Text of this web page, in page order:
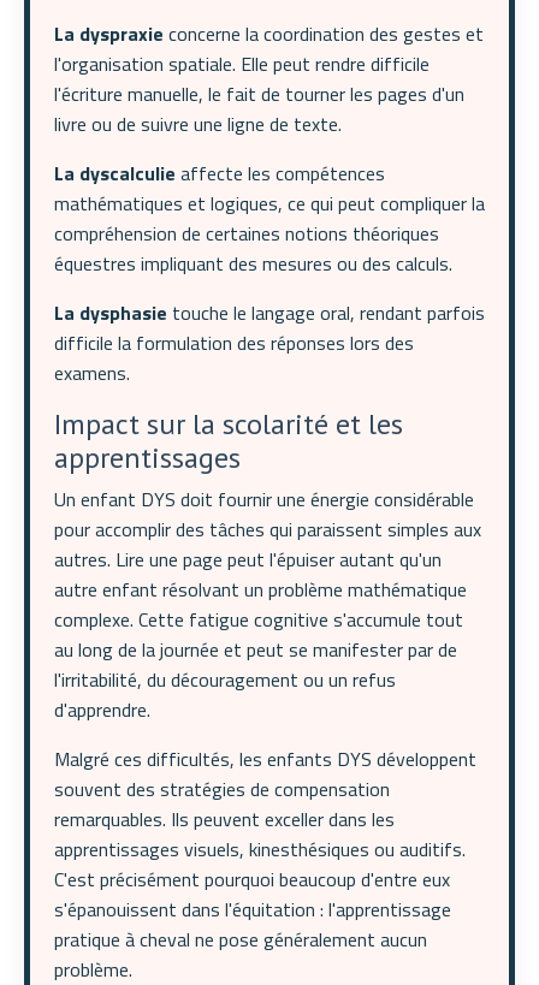
La dyspraxie concerne la coordination des gestes et
l'organisation spatiale. Elle peut rendre difficile
l'écriture manuelle, le fait de tourner les pages d'un
livre ou de suivre une ligne de texte.
La dyscalculie affecte les compétences
mathématiques et logiques, ce qui peut compliquer la
compréhension de certaines notions théoriques
équestres impliquant des mesures ou des calculs.
La dysphasie touche le langage oral, rendant parfois
difficile la formulation des réponses lors des
examens.
Impact sur la scolarité et les
apprentissages
Un enfant DYS doit fournir une énergie considérable
pour accomplir des tâches qui paraissent simples aux
autres. Lire une page peut l'épuiser autant qu'un
autre enfant résolvant un problème mathématique
complexe. Cette fatigue cognitive s'accumule tout
au long de la journée et peut se manifester par de
l'irritabilité, du découragement ou un refus
d'apprendre.
Malgré ces difficultés, les enfants DYS développent
souvent des stratégies de compensation
remarquables. Ils peuvent exceller dans les
apprentissages visuels, kinesthésiques ou auditifs.
C'est précisément pourquoi beaucoup d'entre eux
s'épanouissent dans l'équitation : l'apprentissage
pratique à cheval ne pose généralement aucun
problème.